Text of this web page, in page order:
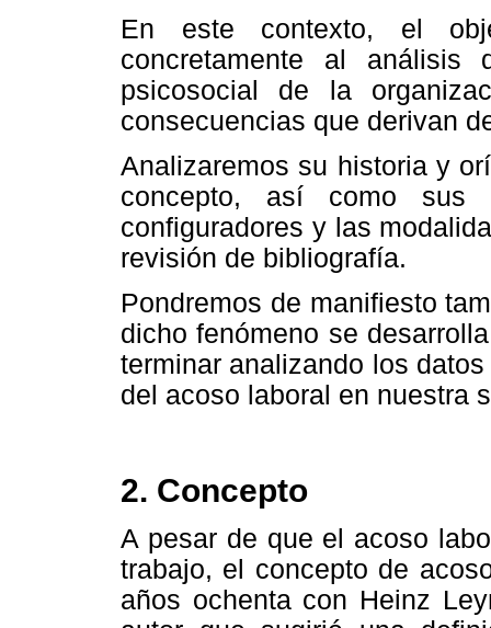
En este contexto, el
concretamente al
psicosocial de la
consecuencias que derivan
Analizaremos su historia y
concepto, así como sus
configuradores y las
revisión de bibliografía.
Pondremos de manifiesto
dicho fenómeno se
terminar analizando los
del acoso laboral en nuestra
2. Concepto
A pesar de que el acoso
trabajo, el concepto de
años ochenta con Heinz